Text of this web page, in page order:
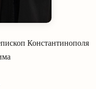
Константинополя